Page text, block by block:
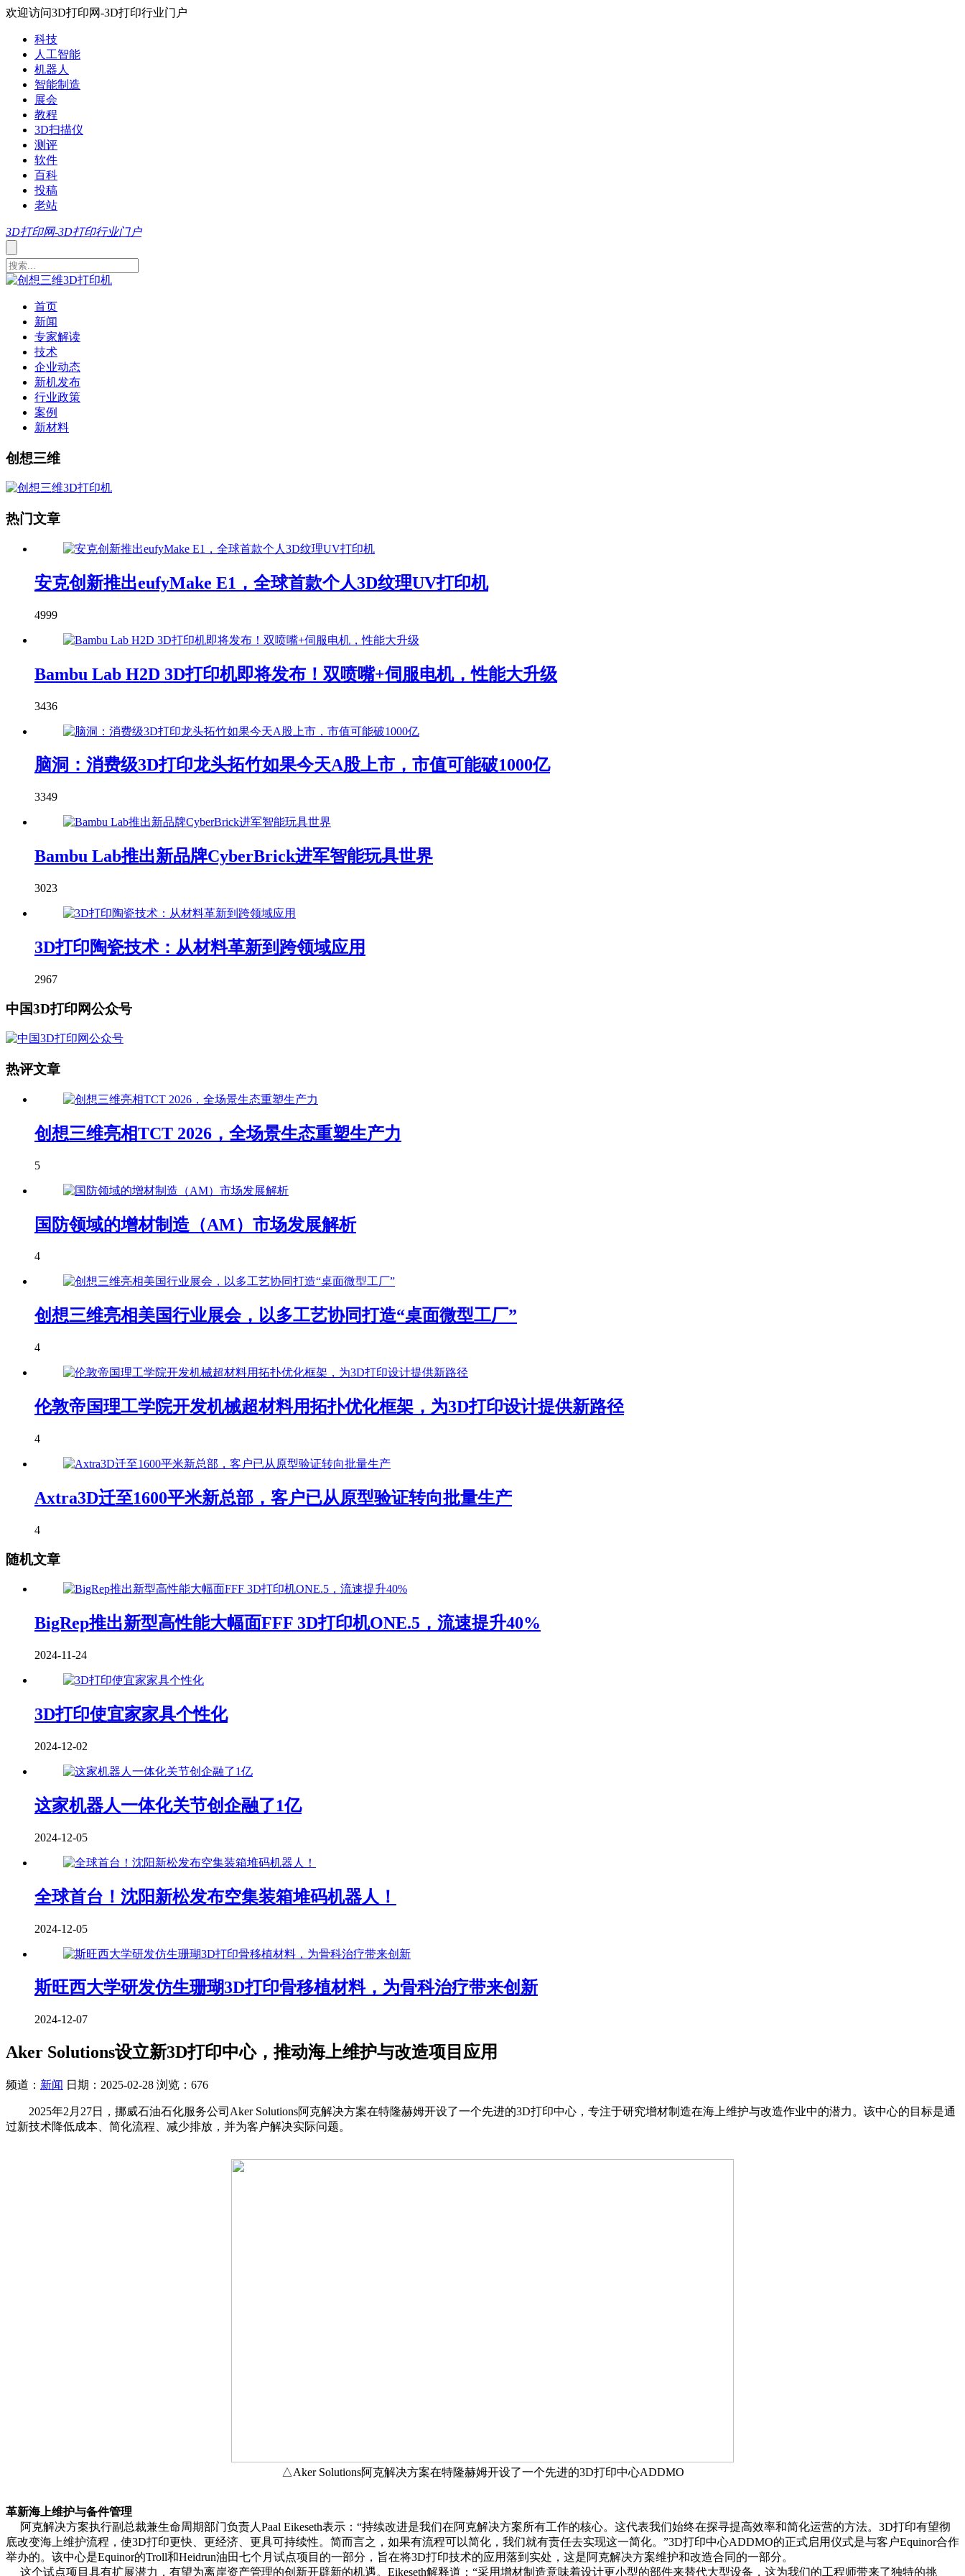
欢迎访问3D打印网-3D打印行业门户
科技
人工智能
机器人
智能制造
展会
教程
3D扫描仪
测评
软件
百科
投稿
老站
3D打印网-3D打印行业门户
首页
新闻
专家解读
技术
企业动态
新机发布
行业政策
案例
新材料
创想三维
热门文章
安克创新推出eufyMake E1，全球首款个人3D纹理UV打印机
4999
Bambu Lab H2D 3D打印机即将发布！双喷嘴+伺服电机，性能大升级
3436
脑洞：消费级3D打印龙头拓竹如果今天A股上市，市值可能破1000亿
3349
Bambu Lab推出新品牌CyberBrick进军智能玩具世界
3023
3D打印陶瓷技术：从材料革新到跨领域应用
2967
中国3D打印网公众号
热评文章
创想三维亮相TCT 2026，全场景生态重塑生产力
5
国防领域的增材制造（AM）市场发展解析
4
创想三维亮相美国行业展会，以多工艺协同打造“桌面微型工厂”
4
伦敦帝国理工学院开发机械超材料用拓扑优化框架，为3D打印设计提供新路径
4
Axtra3D迁至1600平米新总部，客户已从原型验证转向批量生产
4
随机文章
BigRep推出新型高性能大幅面FFF 3D打印机ONE.5，流速提升40%
2024-11-24
3D打印使宜家家具个性化
2024-12-02
这家机器人一体化关节创企融了1亿
2024-12-05
全球首台！沈阳新松发布空集装箱堆码机器人！
2024-12-05
斯旺西大学研发仿生珊瑚3D打印骨移植材料，为骨科治疗带来创新
2024-12-07
Aker Solutions设立新3D打印中心，推动海上维护与改造项目应用
频道： 新闻 日期： 2025-02-28 浏览：676
2025年2月27日，挪威石油石化服务公司Aker Solutions阿克解决方案在特隆赫姆开设了一个先进的3D打印中心，专注于研究增材制造在海上维护与改造作业中的潜力。该中心的目标是通
过新技术降低成本、简化流程、减少排放，并为客户解决实际问题。
△Aker Solutions阿克解决方案在特隆赫姆开设了一个先进的3D打印中心ADDMO
革新海上维护与备件管理
阿克解决方案执行副总裁兼生命周期部门负责人Paal Eikeseth表示：“持续改进是我们在阿克解决方案所有工作的核心。这代表我们始终在探寻提高效率和简化运营的方法。3D打印有望彻
底改变海上维护流程，使3D打印更快、更经济、更具可持续性。简而言之，如果有流程可以简化，我们就有责任去实现这一简化。”3D打印中心ADDMO的正式启用仪式是与客户Equinor合作
举办的。该中心是Equinor的Troll和Heidrun油田七个月试点项目的一部分，旨在将3D打印技术的应用落到实处，这是阿克解决方案维护和改造合同的一部分。
这个试点项目具有扩展潜力，有望为离岸资产管理的创新开辟新的机遇。Eikeseth解释道：“采用增材制造意味着设计更小型的部件来替代大型设备，这为我们的工程师带来了独特的挑